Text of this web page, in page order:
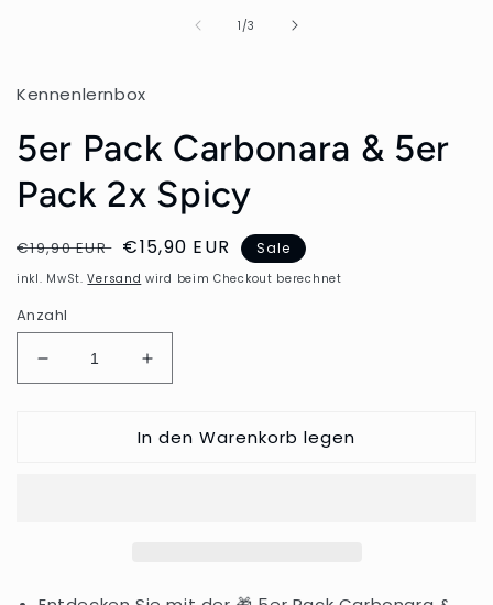
1 /von
3
Kennenlernbox
5er Pack Carbonara & 5er
Pack 2x Spicy
Normaler
Preis
€19,90 EUR Verkaufspreis
€15,90 EUR Sale
inkl. MwSt.Versand wird beim Checkout berechnet
Anzahl
Verringere
die
2x
Erhöhe
die
für
2x
In den Warenkorb legen